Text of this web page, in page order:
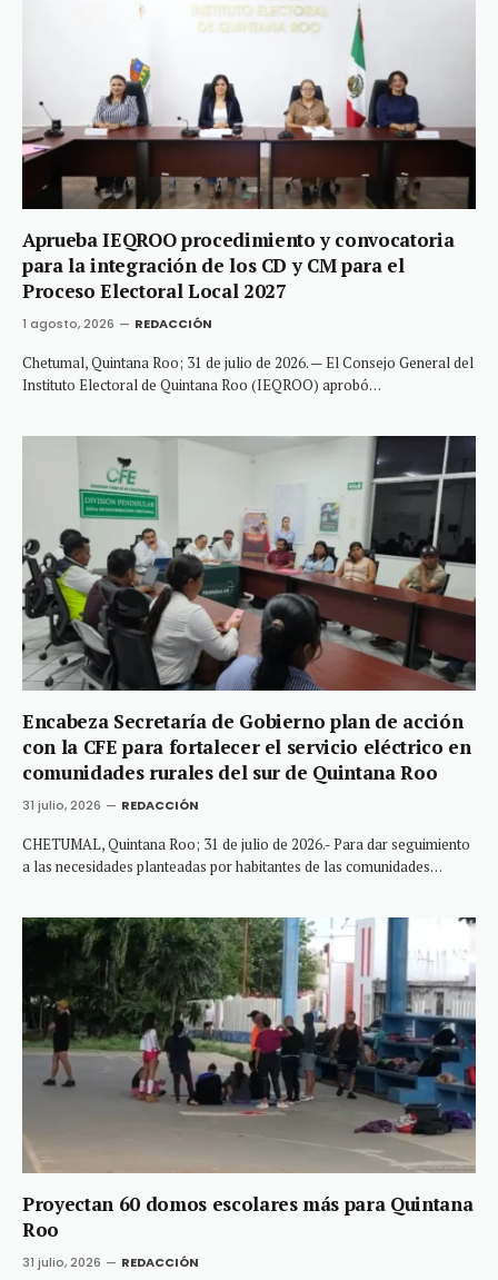
Aprueba IEQROO procedimiento y convocatoria
para la integración de los CD y CM para el
Proceso Electoral Local 2027
1 agosto, 2026 REDACCIÓN
Chetumal, Quintana Roo; 31 de julio de 2026. — El Consejo General del
Instituto Electoral de Quintana Roo (IEQROO) aprobó…
Encabeza Secretaría de Gobierno plan de acción
con la CFE para fortalecer el servicio eléctrico en
comunidades rurales del sur de Quintana Roo
31 julio, 2026 REDACCIÓN
CHETUMAL, Quintana Roo; 31 de julio de 2026.- Para dar seguimiento
a las necesidades planteadas por habitantes de las comunidades…
Proyectan 60 domos escolares más para Quintana
Roo
31 julio, 2026 REDACCIÓN